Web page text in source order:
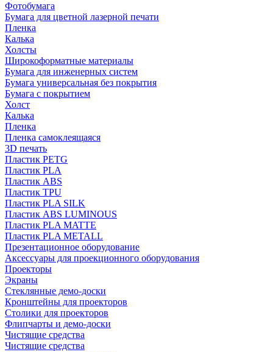
Фотобумага
Бумага для цветной лазерной печати
Пленка
Калька
Холсты
Широкоформатные материалы
Бумага для инженерных систем
Бумага универсальная без покрытия
Бумага с покрытием
Холст
Калька
Пленка
Пленка самоклеящаяся
3D печать
Пластик PETG
Пластик PLA
Пластик ABS
Пластик TPU
Пластик PLA SILK
Пластик ABS LUMINOUS
Пластик PLA MATTE
Пластик PLA METALL
Презентационное оборудование
Аксессуары для проекционного оборудования
Проекторы
Экраны
Стеклянные демо-доски
Кронштейны для проекторов
Столики для проекторов
Флипчарты и демо-доски
Чистящие средства
Чистящие средства